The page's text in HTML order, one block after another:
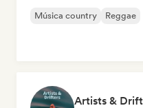
Música country Reggae
Artists &